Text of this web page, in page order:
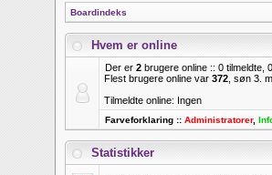
Boardindeks
Hvem er online
Der er 2 brugere online :: 0
Flest brugere online var 372 , søn 3.
Tilmeldte online: Ingen
Farveforklaring :: Administratorer,
Statistikker